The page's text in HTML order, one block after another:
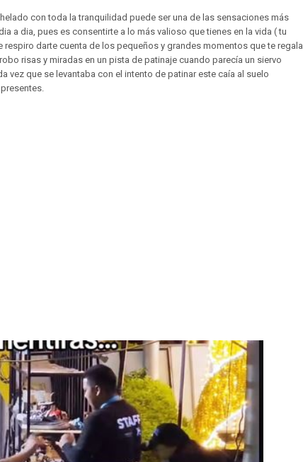
con toda la tranquilidad puede ser una de las sensaciones más
a dia, pues es consentirte a lo más valioso que tienes en la vida ( tu
darte cuenta de los pequeños y grandes momentos que te regala
risas y miradas en un pista de patinaje cuando parecía un siervo
vez que se levantaba con el intento de patinar este caía al suelo